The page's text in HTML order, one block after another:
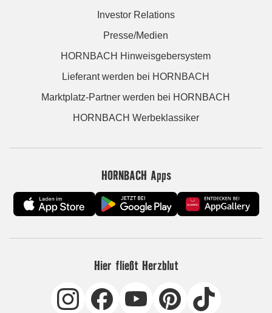
Investor Relations
Presse/Medien
HORNBACH Hinweisgebersystem
Lieferant werden bei HORNBACH
Marktplatz-Partner werden bei HORNBACH
HORNBACH Werbeklassiker
HORNBACH Apps
Hier fließt Herzblut